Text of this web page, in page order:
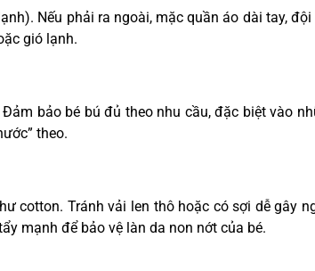
Nếu phải ra ngoài, mặc quần áo dài tay, đội
gió lạnh.
bảo bé bú đủ theo nhu cầu, đặc biệt vào
theo.
cotton. Tránh vải len thô hoặc có sợi dễ gây
mạnh để bảo vệ làn da non nớt của bé.